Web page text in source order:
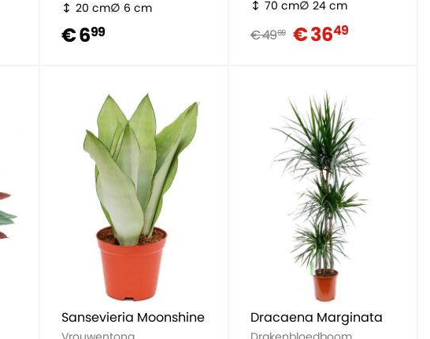
20 cm
6 cm
€ 699
70 cm
24 cm
€ 4999 € 3649
Sansevieria Moonshine Dracaena Marginata